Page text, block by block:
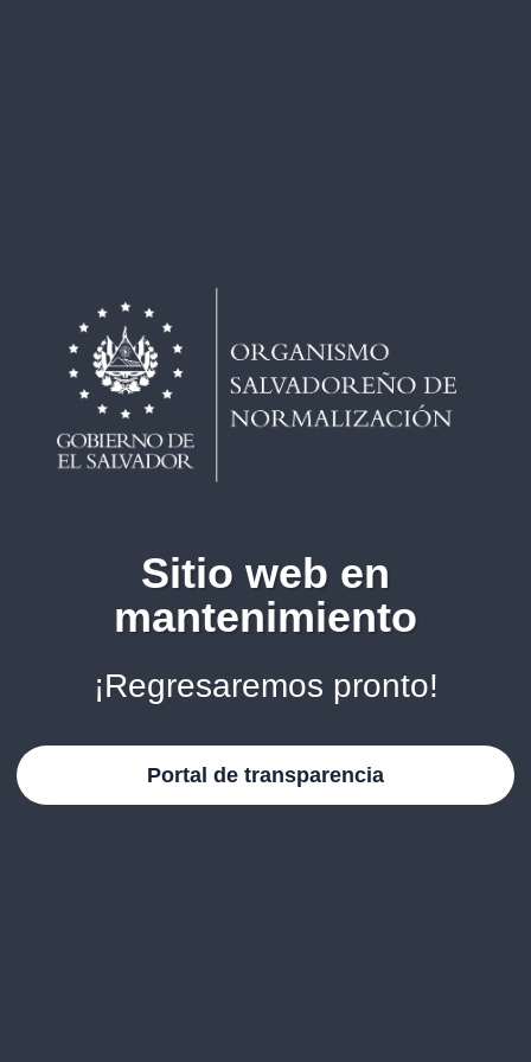
Sitio web en
mantenimiento
¡Regresaremos pronto!
Portal de transparencia